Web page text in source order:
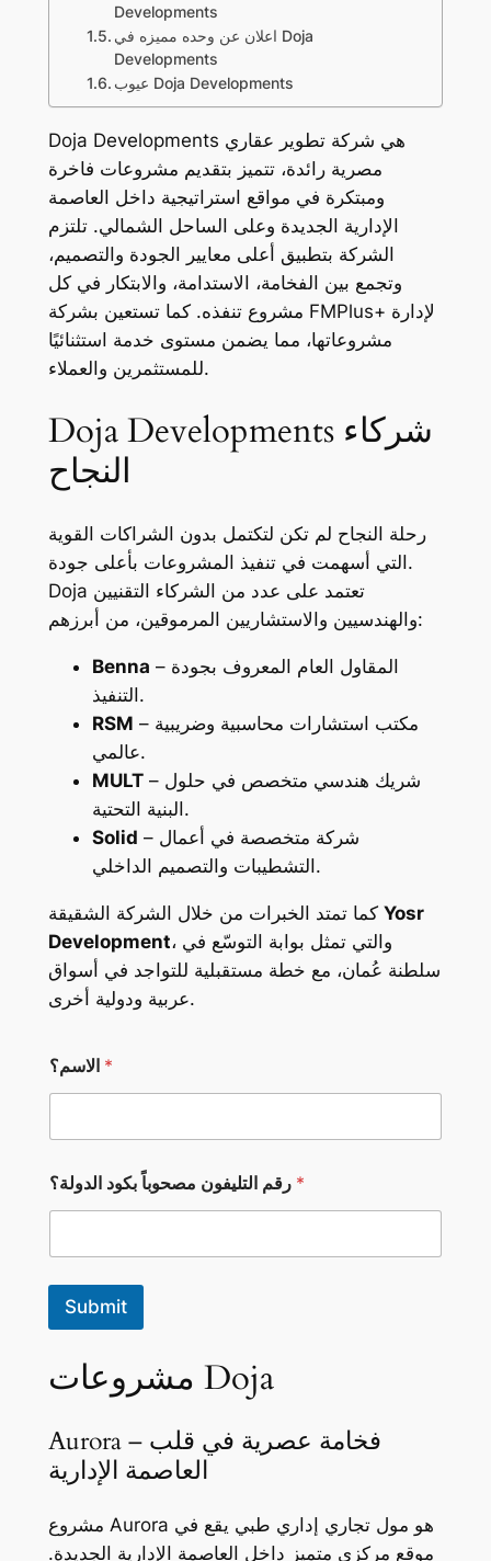
Developments
اعلان عن وحده مميزه في Doja
Developments
عيوب Doja Developments
Doja Developments هي شركة تطوير عقاري
مصرية رائدة، تتميز بتقديم مشروعات فاخرة
ومبتكرة في مواقع استراتيجية داخل العاصمة
الإدارية الجديدة وعلى الساحل الشمالي. تلتزم
الشركة بتطبيق أعلى معايير الجودة والتصميم،
وتجمع بين الفخامة، الاستدامة، والابتكار في كل
مشروع تنفذه. كما تستعين بشركة FMPlus+ لإدارة
مشروعاتها، مما يضمن مستوى خدمة استثنائيًا
للمستثمرين والعملاء.
Doja Developments شركاء
النجاح
رحلة النجاح لم تكن لتكتمل بدون الشراكات القوية
التي أسهمت في تنفيذ المشروعات بأعلى جودة.
Doja تعتمد على عدد من الشركاء التقنيين
والهندسيين والاستشاريين المرموقين، من أبرزهم:
Benna – المقاول العام المعروف بجودة
التنفيذ.
RSM – مكتب استشارات محاسبية وضريبية
عالمي.
MULT– شريك هندسي متخصص في حلول
البنية التحتية.
Solid – شركة متخصصة في أعمال
التشطيبات والتصميم الداخلي.
كما تمتد الخبرات من خلال الشركة الشقيقة Yosr
Development، والتي تمثل بوابة التوسّع في
سلطنة عُمان، مع خطة مستقبلية للتواجد في أسواق
عربية ودولية أخرى.
الاسم؟ *
ك
و
د
ل
؟
د
ل
؟
رقم التليفون مصحوباً بكود الدولة؟ *
Submit
مشروعات Doja
Aurora – فخامة عصرية في قلب
العاصمة الإدارية
مشروع Aurora هو مول تجاري إداري طبي يقع في
موقع مركزي متميز داخل العاصمة الإدارية الجديدة.